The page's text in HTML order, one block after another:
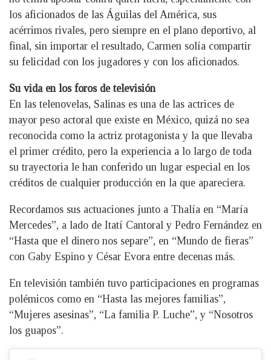
los aficionados de las Águilas del América, sus
acérrimos rivales, pero siempre en el plano deportivo, al
final, sin importar el resultado, Carmen solía compartir
su felicidad con los jugadores y con los aficionados.
Su vida en los foros de televisión
En las telenovelas, Salinas es una de las actrices de
mayor peso actoral que existe en México, quizá no sea
reconocida como la actriz protagonista y la que llevaba
el primer crédito, pero la experiencia a lo largo de toda
su trayectoria le han conferido un lugar especial en los
créditos de cualquier producción en la que apareciera.
Recordamos sus actuaciones junto a Thalía en “María
Mercedes”, a lado de Itatí Cantoral y Pedro Fernández en
“Hasta que el dinero nos separe”, en “Mundo de fieras”
con Gaby Espino y César Evora entre decenas más.
En televisión también tuvo participaciones en programas
polémicos como en “Hasta las mejores familias”,
“Mujeres asesinas”, “La familia P. Luche”, y “Nosotros
los guapos”.